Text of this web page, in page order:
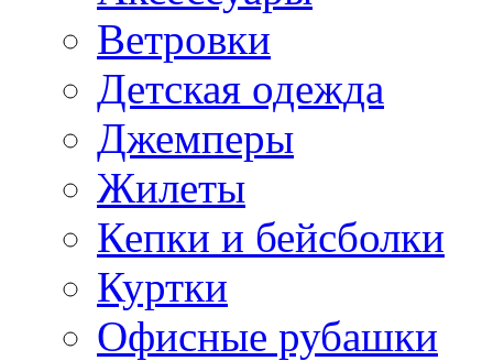
Ветровки
Детская одежда
Джемперы
Жилеты
Кепки и бейсболки
Куртки
Офисные рубашки